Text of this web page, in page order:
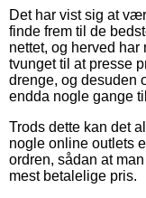
Det har vist sig at
finde frem til de
nettet, og herved
tvunget til at presse
drenge, og desuden
endda nogle gange
Trods dette kan det
nogle online outlets
ordren, sådan at
mest betalelige pris.